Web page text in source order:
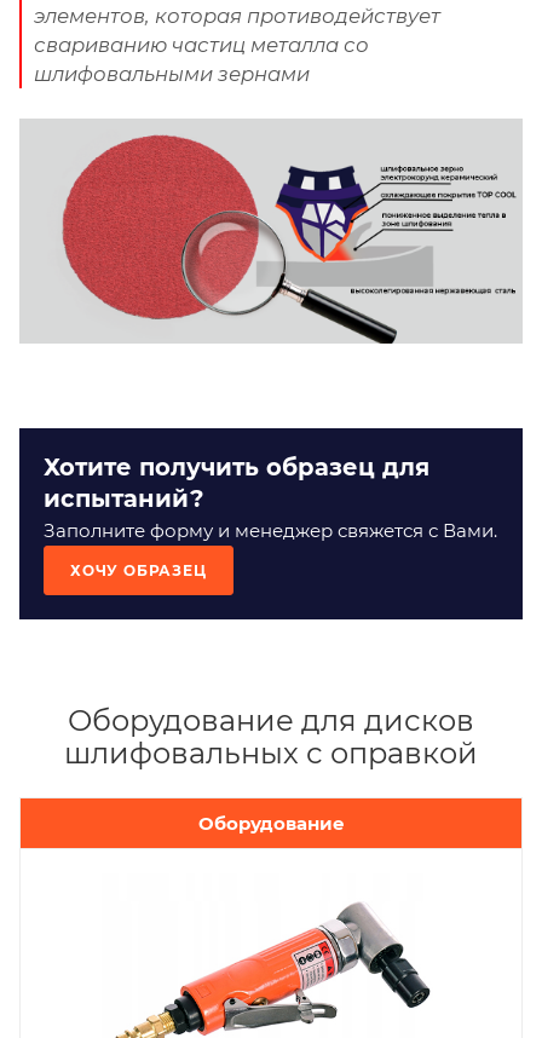
элементов, которая противодействует
свариванию частиц металла со
шлифовальными зернами
Хотите получить образец для
испытаний?
Заполните форму и менеджер свяжется с Вами.
ХОЧУ ОБРАЗЕЦ
Оборудование для дисков
шлифовальных с оправкой
Оборудование